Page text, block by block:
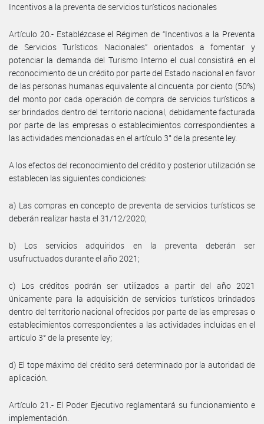
Incentivos a la preventa de servicios turísticos nacionales
Artículo 20.- Establézcase el Régimen de “Incentivos a la Preventa
de Servicios Turísticos Nacionales” orientados a fomentar y
potenciar la demanda del Turismo Interno el cual consistirá en el
reconocimiento de un crédito por parte del Estado nacional en favor
de las personas humanas equivalente al cincuenta por ciento (50%)
del monto por cada operación de compra de servicios turísticos a
ser brindados dentro del territorio nacional, debidamente facturada
por parte de las empresas o establecimientos correspondientes a
las actividades mencionadas en el artículo 3° de la presente ley.
A los efectos del reconocimiento del crédito y posterior utilización se
establecen las siguientes condiciones:
a) Las compras en concepto de preventa de servicios turísticos se
deberán realizar hasta el 31/12/2020;
b) Los servicios adquiridos en la preventa deberán ser
usufructuados durante el año 2021;
c) Los créditos podrán ser utilizados a partir del año 2021
únicamente para la adquisición de servicios turísticos brindados
dentro del territorio nacional ofrecidos por parte de las empresas o
establecimientos correspondientes a las actividades incluidas en el
artículo 3° de la presente ley;
d) El tope máximo del crédito será determinado por la autoridad de
aplicación.
Artículo 21.- El Poder Ejecutivo reglamentará su funcionamiento e
implementación.